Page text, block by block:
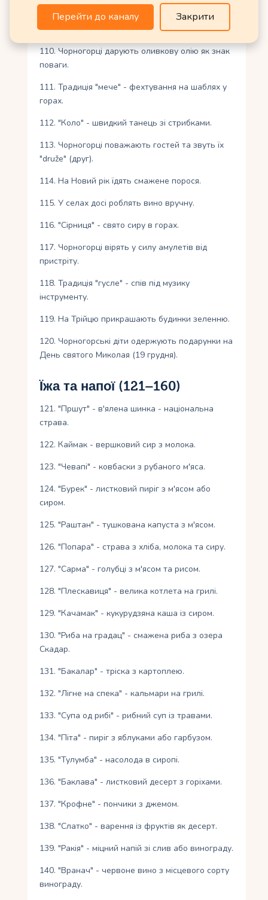
109. День святого Василя – 14 січня – велике
свято.
110. Чорногорці дарують оливкову олію як знак
поваги.
111. Традиція "мече" - фехтування на шаблях у
горах.
112. "Коло" - швидкий танець зі стрибками.
113. Чорногорці поважають гостей та звуть їх
"družе" (друг).
114. На Новий рік їдять смажене порося.
115. У селах досі роблять вино вручну.
116. "Сірниця" - свято сиру в горах.
117. Чорногорці вірять у силу амулетів від
пристріту.
118. Традиція "гусле" - спів під музику
інструменту.
119. На Трійцю прикрашають будинки зеленню.
120. Чорногорські діти одержують подарунки на
День святого Миколая (19 грудня).
Їжа та напої (121–160)
121. "Пршут" - в'ялена шинка - національна
страва.
122. Каймак - вершковий сир з молока.
123. "Чевапі" - ковбаски з рубаного м'яса.
124. "Бурек" - листковий пиріг з м'ясом або
сиром.
125. "Раштан" - тушкована капуста з м'ясом.
126. "Попара" - страва з хліба, молока та сиру.
127. "Сарма" - голубці з м'ясом та рисом.
128. "Плескавиця" - велика котлета на грилі.
129. "Качамак" - кукурудзяна каша із сиром.
130. "Риба на градац" - смажена риба з озера
Скадар.
131. "Бакалар" - тріска з картоплею.
132. "Лігне на спека" - кальмари на грилі.
133. "Супа од рибі" - рибний суп із травами.
134. "Піта" - пиріг з яблуками або гарбузом.
135. "Тулумба" - насолода в сиропі.
136. "Баклава" - листковий десерт з горіхами.
137. "Крофне" - пончики з джемом.
138. "Слатко" - варення із фруктів як десерт.
139. "Ракія" - міцний напій зі слив або винограду.
140. "Вранач" - червоне вино з місцевого сорту
винограду.
Перейти до каналу Закрити